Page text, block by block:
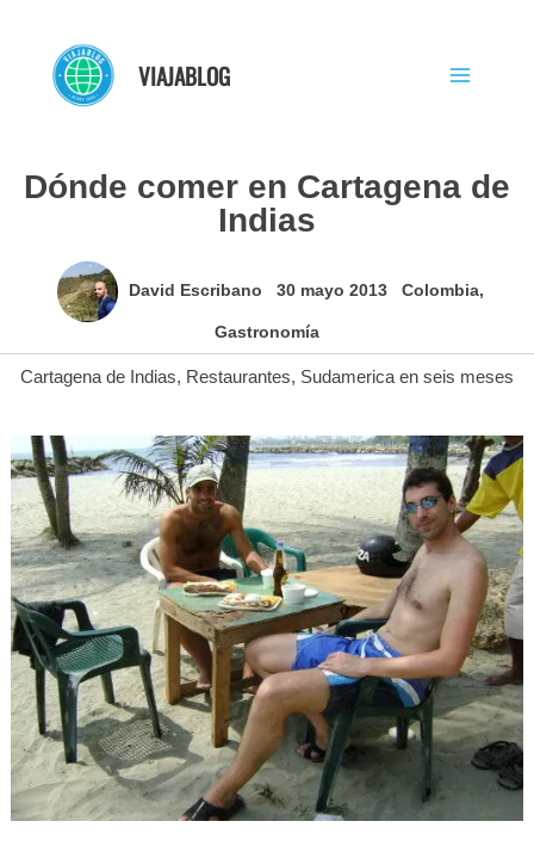
contenido
VIAJABLOG
Dónde comer en Cartagena de
Indias
David Escribano 30 mayo 2013 Colombia,
Gastronomía
Cartagena de Indias, Restaurantes, Sudamerica en seis meses